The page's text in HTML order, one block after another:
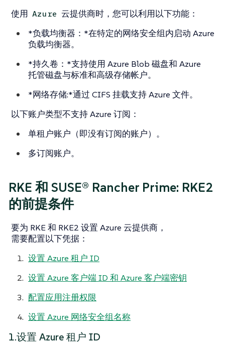
使用 Azure 云提供商时，您可以利用以下功能：
*负载均衡器：*在特定的网络安全组内启动 Azure
负载均衡器。
*持久卷：*支持使用 Azure Blob 磁盘和 Azure
托管磁盘与标准和高级存储帐户。
*网络存储:*通过 CIFS 挂载支持 Azure 文件。
以下账户类型不支持 Azure 订阅：
单租户账户（即没有订阅的账户）。
多订阅账户。
RKE 和 SUSE® Rancher Prime: RKE2
的前提条件
要为 RKE 和 RKE2 设置 Azure 云提供商，
需要配置以下凭据：
设置 Azure 租户 ID
设置 Azure 客户端 ID 和 Azure 客户端密钥
配置应用注册权限
设置 Azure 网络安全组名称
1.设置 Azure 租户 ID